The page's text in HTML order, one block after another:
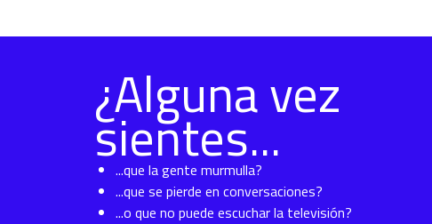
¿Alguna vez
sientes...
...que la gente murmulla?
...que se pierde en conversaciones?
...o que no puede escuchar la televisión?